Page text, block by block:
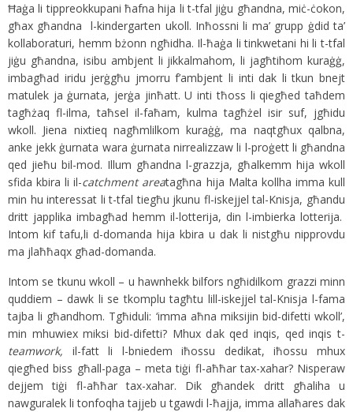
Ħaġa li tippreokkupani ħafna hija li t-tfal jiġu għandna, miċ-ċokon,
għax għandna l-kindergarten ukoll. Inħossni li ma’ grupp ġdid ta’
kollaboraturi, hemm bżonn ngħidha. Il-ħaġa li tinkwetani hi li t-tfal
jiġu għandna, isibu ambjent li jikkalmahom, li jagħtihom kuraġġ,
imbagħad iridu jerġgħu jmorru f’ambjent li inti dak li tkun bnejt
matulek ja ġurnata, jerġa jinħatt. U inti tħoss li qiegħed taħdem
tagħżaq fl-ilma, taħsel il-faħam, kulma tagħżel isir suf, jgħidu
wkoll. Jiena nixtieq nagħmlilkom kuraġġ, ma naqtgħux qalbna,
anke jekk ġurnata wara ġurnata nirrealizzaw li l-proġett li għandna
qed jieħu bil-mod. Illum għandna l-grazzja, għalkemm hija wkoll
sfida kbira li il-catchment areatagħna hija Malta kollha imma kull
min hu interessat li t-tfal tiegħu jkunu fl-iskejjel tal-Knisja, għandu
dritt japplika imbagħad hemm il-lotterija, din l-imbierka lotterija.
Intom kif tafu,li d-domanda hija kbira u dak li nistgħu nipprovdu
ma jlaħħaqx għad-domanda.
Intom se tkunu wkoll – u hawnhekk bilfors ngħidilkom grazzi minn
quddiem – dawk li se tkomplu tagħtu lill-iskejjel tal-Knisja l-fama
tajba li għandhom. Tgħiduli: ‘imma aħna miksijin bid-difetti wkoll’,
min mhuwiex miksi bid-difetti? Mhux dak qed inqis, qed inqis t-
teamwork, il-fatt li l-bniedem iħossu dedikat, iħossu mhux
qiegħed biss għall-paga – meta tiġi fl-aħħar tax-xahar? Nisperaw
dejjem tiġi fl-aħħar tax-xahar. Dik għandek dritt għaliha u
nawguralek li tonfoqha tajjeb u tgawdi l-ħajja, imma allaħares dak